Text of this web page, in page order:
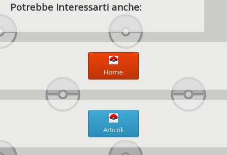
Potrebbe interessarti anche:
Home
Articoli